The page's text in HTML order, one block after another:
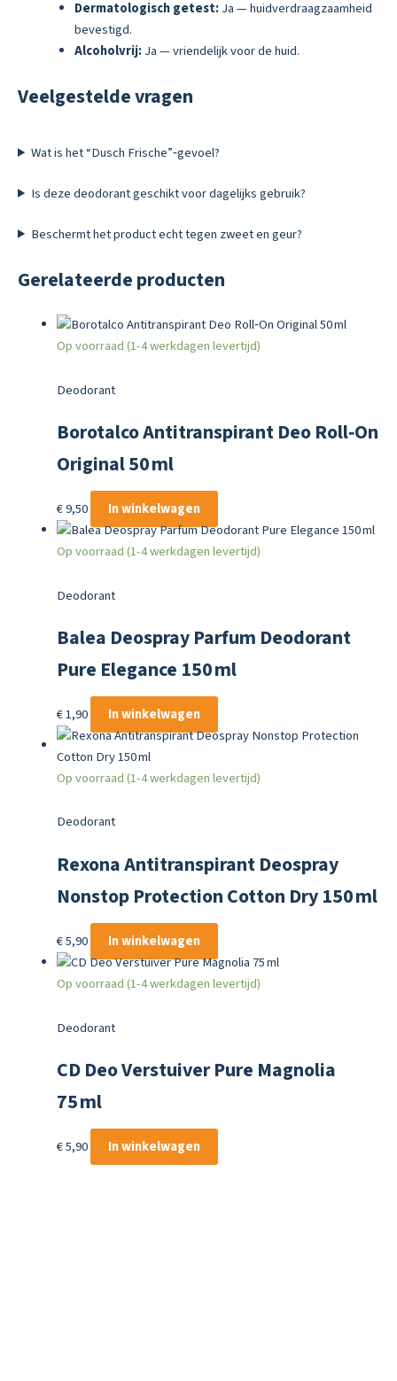
Dermatologisch getest:Ja — huidverdraagzaamheid
bevestigd.
Alcoholvrij:Ja — vriendelijk voor de huid.
Veelgestelde vragen
Wat is het “Dusch Frische”‑gevoel?
Is deze deodorant geschikt voor dagelijks gebruik?
Beschermt het product echt tegen zweet en geur?
Gerelateerde producten
Op voorraad (1-4 werkdagen levertijd)
Deodorant
Borotalco Antitranspirant Deo Roll‑On
Original 50 ml
€9,50 In winkelwagen
Op voorraad (1-4 werkdagen levertijd)
Deodorant
Balea Deospray Parfum Deodorant
Pure Elegance 150 ml
€1,90 In winkelwagen
Op voorraad (1-4 werkdagen levertijd)
Deodorant
Rexona Antitranspirant Deospray
Nonstop Protection Cotton Dry 150 ml
€5,90 In winkelwagen
Op voorraad (1-4 werkdagen levertijd)
Deodorant
CD Deo Verstuiver Pure Magnolia
75 ml
€5,90 In winkelwagen